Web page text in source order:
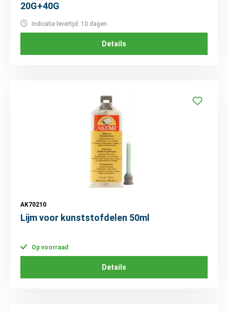
20G+40G
Indicatie levertijd: 10 dagen
Details
AK70210
Lijm voor kunststofdelen 50ml
Op voorraad
Details